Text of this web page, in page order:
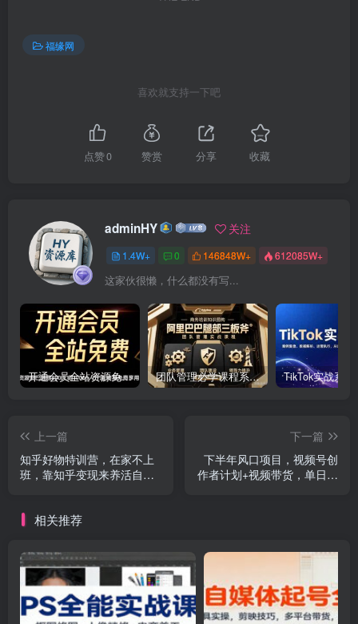
福缘网
喜欢就支持一下吧
点赞0 赞赏 分享 收藏
adminHY 关注
1.4W+ 0 146848W+ 612085W+
这家伙很懒，什么都没有写...
开通会员全站资源免费下载 开通VIP会员 HY资源库 团队管理必学课程系列，阿里巴巴“腿部三板斧”
上一篇
知乎好物特训营，在家不上
班，靠知乎变现来养活自己
下一篇
下半年风口项目，视频号创
作者计划+视频带货，单日收
相关推荐